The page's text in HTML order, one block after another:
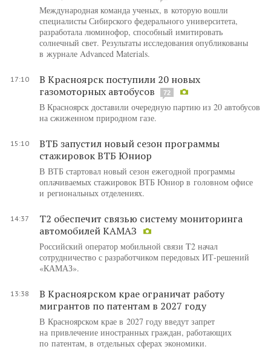
Международная команда ученых, в которую вошли
специалисты Сибирского федерального университета,
разработала люминофор, способный имитировать
солнечный свет. Результаты исследования опубликованы
в журнале Advanced Materials.
17:10
В Красноярск поступили 20 новых
газомоторных автобусов
72
В Красноярск доставили очередную партию из 20 автобусов
на сжиженном природном газе.
15:10
ВТБ запустил новый сезон программы
стажировок ВТБ Юниор
В ВТБ стартовал новый сезон ежегодной программы
оплачиваемых стажировок ВТБ Юниор в головном офисе
и региональных отделениях.
14:37
T2 обеспечит связью систему мониторинга
автомобилей КАМАЗ
Российский оператор мобильной связи T2 начал
сотрудничество с разработчиком передовых ИТ-решений
«КАМАЗ».
13:38
В Красноярском крае ограничат работу
мигрантов по патентам в 2027 году
В Красноярском крае в 2027 году введут запрет
на привлечение иностранных граждан, работающих
по патентам, в отдельных сферах экономики.